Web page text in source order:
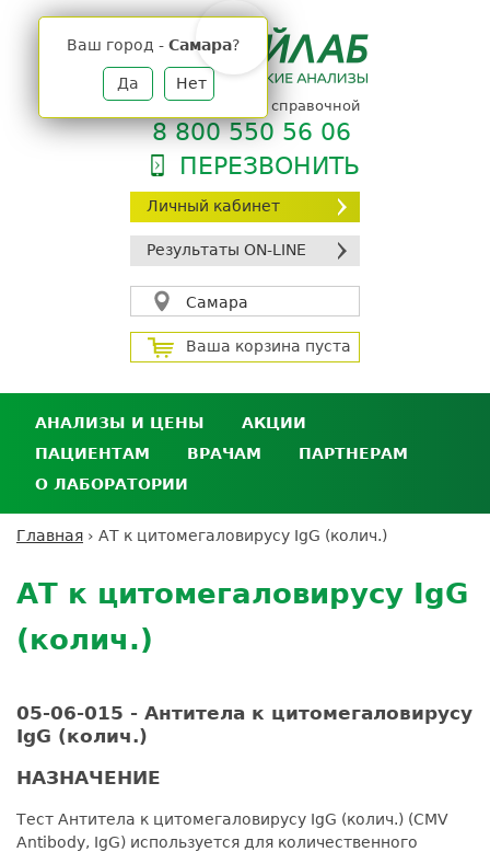
Личный кабинет
Результаты ON-LINE
Самара
Ваш город - Самара?
Да Нет
Ваша корзина пуста
телефон единой справочной
8 800 550 56 06
ПЕРЕЗВОНИТЬ
АНАЛИЗЫ И ЦЕНЫ
Анализы и цены
Где сдать анализы
Выезд на дом
Расшифровка анализов
АКЦИИ
ПАЦИЕНТАМ
Личный кабинет пациента
Дисконтная программа
Обратная связь
Усиление профилактических мер для
безопасности пациентов
ВРАЧАМ
Сотрудничество
лабораторию
ПАРТНЕРАМ
кабинет
партнёра
Экскурсия в
О ЛАБОРАТОРИИ
Вакансии
Документы
здесь
Главная › АТ к цитомегаловирусу IgG (колич.)
to
top
АТ к цитомегаловирусу IgG
(колич.)
05-06-015 - Антитела к цитомегаловирусу
IgG (колич.)
НАЗНАЧЕНИЕ
Тест Антитела к цитомегаловирусу IgG (колич.) (CMV
Antibody, IgG) используется для количественного